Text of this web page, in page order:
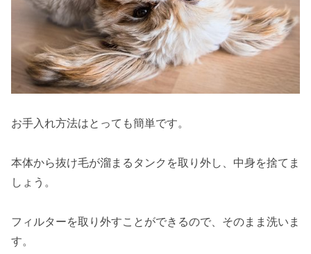
お手入れ方法はとっても簡単です。
本体から抜け毛が溜まるタンクを取り外し、中身を捨てま
しょう。
フィルターを取り外すことができるので、そのまま洗いま
す。